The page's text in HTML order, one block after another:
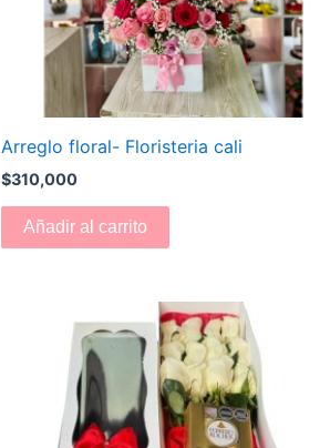
Arreglo floral- Floristeria cali
$310,000
Añadir al carrito